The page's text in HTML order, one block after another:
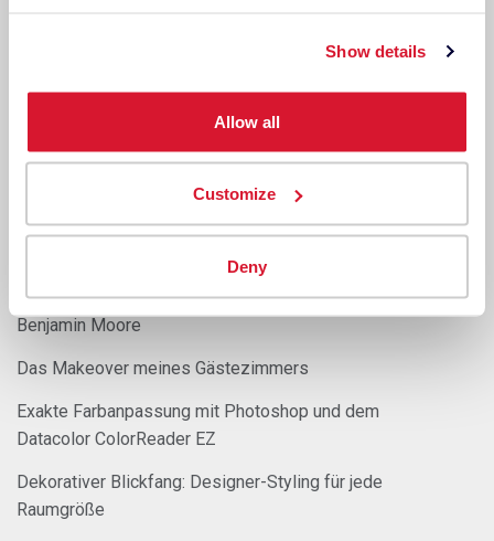
Show details
Allow all
Customize
Deny
Aktuelle Beiträge
Von mediterran zu maritim: Wohnzimmerrenovierung mit
Fragen & Antworten: Die Farbe des Jahres 2023 von
Benjamin Moore
Das Makeover meines Gästezimmers
Exakte Farbanpassung mit Photoshop und dem
Datacolor ColorReader EZ
Dekorativer Blickfang: Designer-Styling für jede
Raumgröße